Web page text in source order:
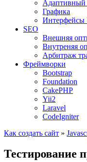
Адаптивный
Графика
Интерфейсы
SEO
Внешняя
Внутреняя
Арбитраж
Фреймворки
Bootstrap
Foundation
CakePHP
Yii2
Laravel
CodeIgniter
Как создать сайт »
Тестирование